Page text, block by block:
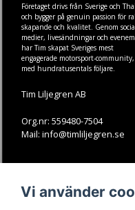
Företaget drivs från Sverige och
och bygger på genuin passion för
skapande och kvalitet. Genom
medier, livesändningar och
har Tim skapat Sveriges mest
engagerade motorsport-community,
med hundratusentals följare.
Tim Liljegren AB
Org.nr: 559480-7504
Mail: info@timliljegren.se
Köpvillkor
Vi använder